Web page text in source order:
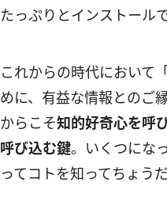
たっぷりとインストール
これからの時代において
めに、有益な情報との
からこそ知的好奇心を呼
呼び込む鍵。いくつにな
ってコトを知ってちょう